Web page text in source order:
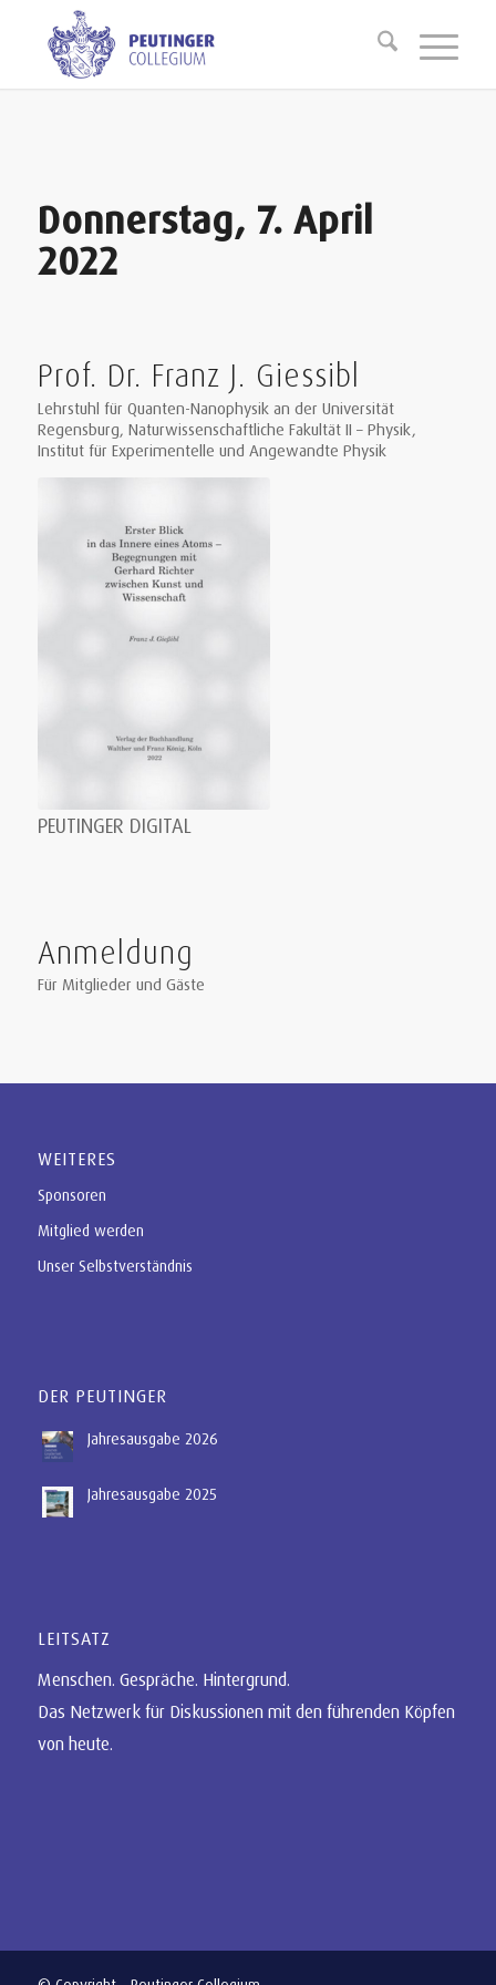
Donnerstag, 7. April
2022
Prof. Dr. Franz J. Giessibl
Lehrstuhl für Quanten-Nanophysik an der Universität
Regensburg, Naturwissenschaftliche Fakultät II – Physik,
Institut für Experimentelle und Angewandte Physik
PEUTINGER DIGITAL
Anmeldung
Für Mitglieder und Gäste
WEITERES
Sponsoren
Mitglied werden
Unser Selbstverständnis
DER PEUTINGER
Jahresausgabe 2026
Jahresausgabe 2025
LEITSATZ
Menschen. Gespräche. Hintergrund.
Das Netzwerk für Diskussionen mit den führenden Köpfen
von heute.